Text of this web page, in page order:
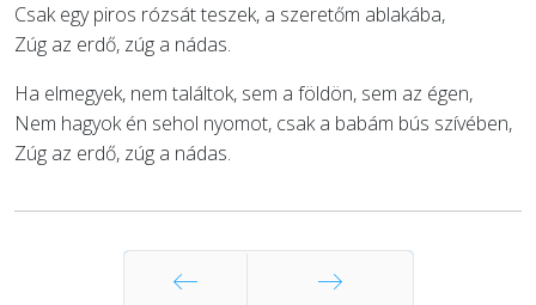
Csak egy piros rózsát teszek, a szeretőm ablakába,
Zúg az erdő, zúg a nádas.
Ha elmegyek, nem találtok, sem a földön, sem az égen,
Nem hagyok én sehol nyomot, csak a babám bús szívében,
Zúg az erdő, zúg a nádas.